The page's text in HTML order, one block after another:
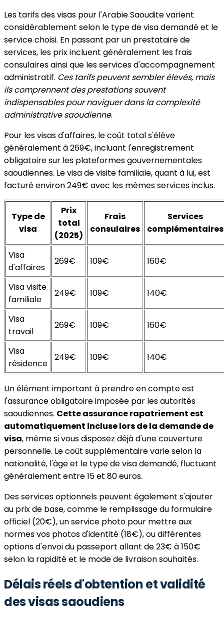
Les tarifs des visas pour l'Arabie Saoudite varient
considérablement selon le type de visa demandé et le
service choisi. En passant par un prestataire de
services, les prix incluent généralement les frais
consulaires ainsi que les services d'accompagnement
administratif. Ces tarifs peuvent sembler élevés, mais
ils comprennent des prestations souvent
indispensables pour naviguer dans la complexité
administrative saoudienne.
Pour les visas d'affaires, le coût total s'élève
généralement à 269€, incluant l'enregistrement
obligatoire sur les plateformes gouvernementales
saoudiennes. Le visa de visite familiale, quant à lui, est
facturé environ 249€ avec les mêmes services inclus.
Type de
visa
Prix
total
(2025)
Frais
consulaires
Services
complémentaires
Visa
d'affaires
269€ 109€ 160€
Visa visite
familiale
249€ 109€ 140€
Visa
travail
269€ 109€ 160€
Visa
résidence
249€ 109€ 140€
Un élément important à prendre en compte est
l'assurance obligatoire imposée par les autorités
saoudiennes. Cette assurance rapatriement est
automatiquement incluse lors de la demande de
visa, même si vous disposez déjà d'une couverture
personnelle. Le coût supplémentaire varie selon la
nationalité, l'âge et le type de visa demandé, fluctuant
généralement entre 15 et 80 euros.
Des services optionnels peuvent également s'ajouter
au prix de base, comme le remplissage du formulaire
officiel (20€), un service photo pour mettre aux
normes vos photos d'identité (18€), ou différentes
options d'envoi du passeport allant de 23€ à 150€
selon la rapidité et le mode de livraison souhaités.
Délais réels d'obtention et validité
des visas saoudiens